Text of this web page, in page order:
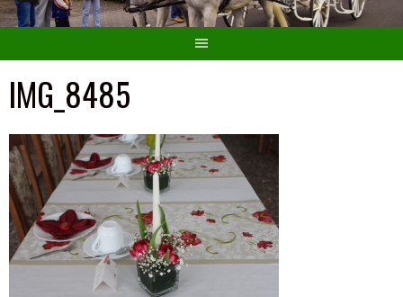
IMG_8485